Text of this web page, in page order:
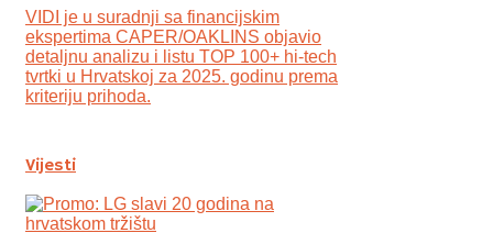
VIDI je u suradnji sa financijskim
ekspertima CAPER/OAKLINS objavio
detaljnu analizu i listu TOP 100+ hi-tech
tvrtki u Hrvatskoj za 2025. godinu prema
kriteriju prihoda.
Vijesti